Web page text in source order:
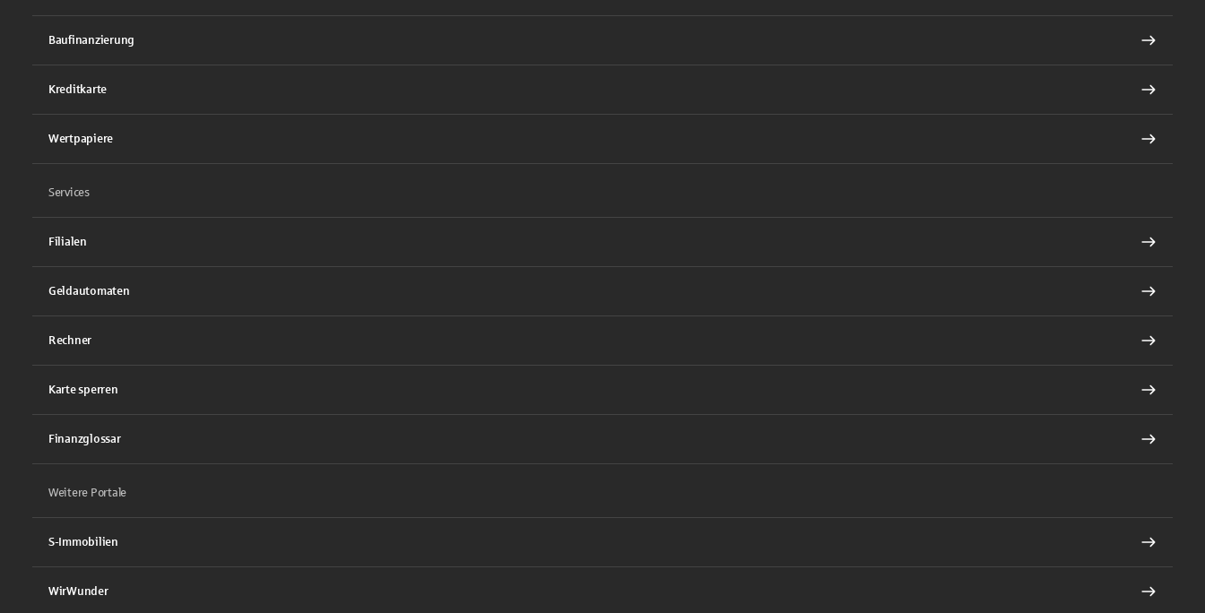
Baufinanzierung
Kreditkarte
Wertpapiere
Services
Filialen
Geldautomaten
Rechner
Karte sperren
Finanzglossar
Weitere Portale
S-Immobilien
WirWunder